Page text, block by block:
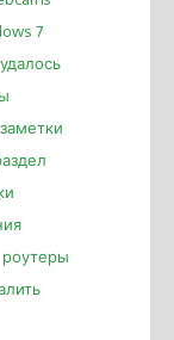
7
заметки
роутеры